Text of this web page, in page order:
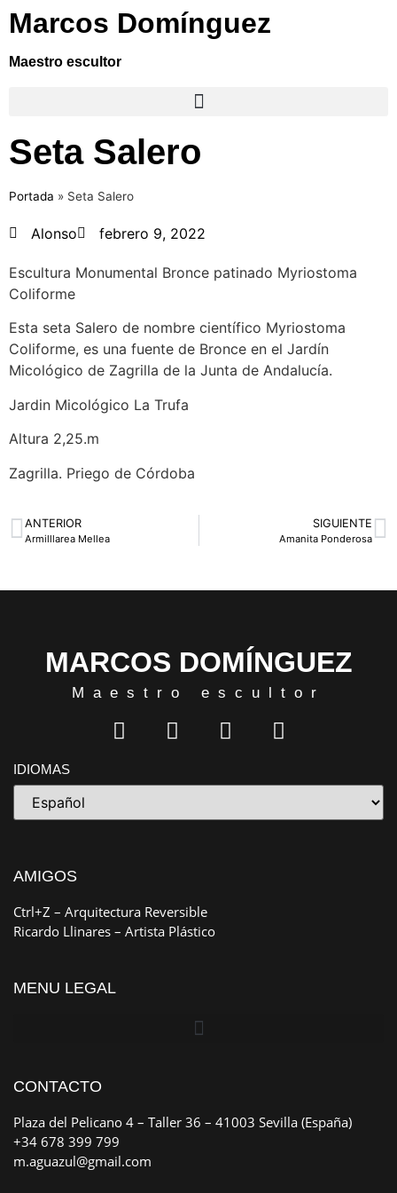
Marcos Domínguez
Maestro escultor
Seta Salero
Portada » Seta Salero
Alonso febrero 9, 2022
Escultura Monumental Bronce patinado Myriostoma
Coliforme
Esta seta Salero de nombre científico Myriostoma
Coliforme, es una fuente de Bronce en el Jardín
Micológico de Zagrilla de la Junta de Andalucía.
Jardin Micológico La Trufa
Altura 2,25.m
Zagrilla. Priego de Córdoba
ANTERIOR
Armilllarea Mellea
SIGUIENTE
Amanita Ponderosa
MARCOS DOMÍNGUEZ
Maestro escultor
IDIOMAS
AMIGOS
Ctrl+Z – Arquitectura Reversible
Ricardo Llinares – Artista Plástico
MENU LEGAL
CONTACTO
Plaza del Pelicano 4 – Taller 36 – 41003 Sevilla (España)
+34 678 399 799
m.aguazul@gmail.com